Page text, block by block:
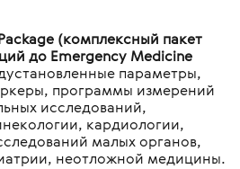
(комплексный пакет
до Emergency Medicine
параметры,
программы измерений
исследований,
кардиологии,
малых органов,
неотложной медицины.